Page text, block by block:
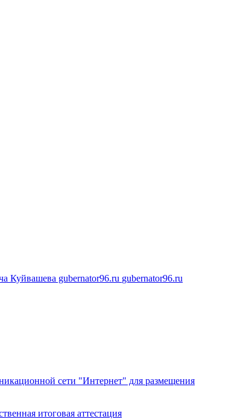
Куйвашева gubernator96.ru gubernator96.ru
сети "Интернет" для размещения
итоговая аттестация